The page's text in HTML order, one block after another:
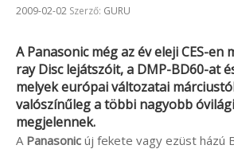
Beküldve:
2009-02-02 Szerző: GURU
APanasonicmég az év elejiCES-en
ray Disc lejátszóit, a DMP-BD60-at
melyek európai változatai
valószínűleg a többi nagyobb
megjelennek.
A Panasonic új fekete vagy ezüst házú